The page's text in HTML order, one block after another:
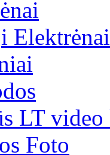
Elektrėnai
LT
Foto